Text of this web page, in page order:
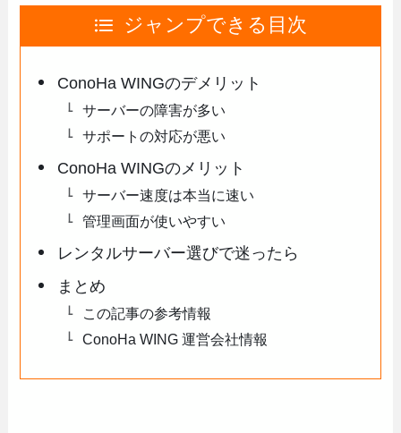
ジャンプできる目次
ConoHa WINGのデメリット
サーバーの障害が多い
サポートの対応が悪い
ConoHa WINGのメリット
サーバー速度は本当に速い
管理画面が使いやすい
レンタルサーバー選びで迷ったら
まとめ
この記事の参考情報
ConoHa WING 運営会社情報